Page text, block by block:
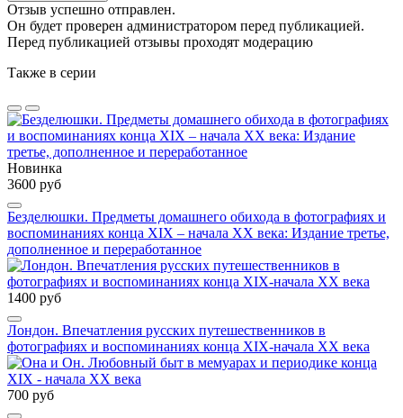
Отзыв успешно отправлен.
Он будет проверен администратором перед публикацией.
Перед публикацией отзывы проходят модерацию
Также в серии
Новинка
3600 руб
Безделюшки. Предметы домашнего обихода в фотографиях и
воспоминаниях конца XIX – начала ХХ века: Издание третье,
дополненное и переработанное
1400 руб
Лондон. Впечатления русских путешественников в
фотографиях и воспоминаниях конца ХIХ-начала ХХ века
700 руб